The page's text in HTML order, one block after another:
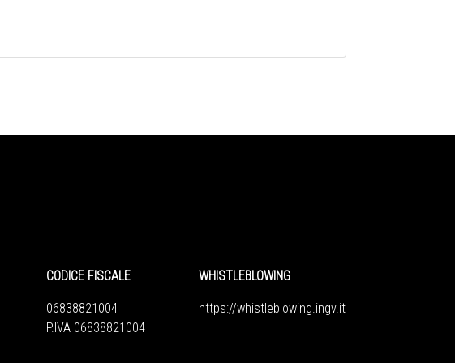
CODICE FISCALE
06838821004
P.IVA 06838821004
WHISTLEBLOWING
https://whistleblowing.ingv. it